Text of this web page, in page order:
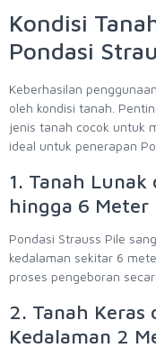
Kondisi
Pondasi
Keberhasilan
oleh kondisi tanah.
jenis tanah cocok untuk
ideal untuk penerapan
1. Tanah
hingga 6 Meter
Pondasi Strauss Pile
kedalaman sekitar 6
proses pengeboran
2. Tanah
Kedalaman 2